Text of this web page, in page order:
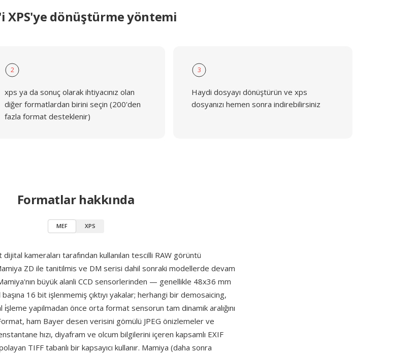
XPS'ye dönüştürme yöntemi
2
xps ya da sonuç olarak ihtiyacınız olan
diğer formatlardan birini seçin (200'den
fazla format desteklenir)
3
Haydi dosyayı dönüştürün ve xps
dosyanızı hemen sonra indirebilirsiniz
Formatlar hakkında
MEF XPS
kameraları tarafından kullanılan tescilli RAW görüntü
ZD ile tanitilmis ve DM serisi dahil sonraki modellerde devam
büyük alanli CCD sensorlerinden — genellikle 48x36 mm
16 bit işlenmemiş çıktıyı yakalar; herhangi bir demosaicing,
yapilmadan önce orta format sensorun tam dinamik aralığını
ham Bayer desen verisini gömülü JPEG önizlemeler ve
hızı, diyafram ve olcum bilgilerini içeren kapsamlı EXIF
TIFF tabanlı bir kapsayıcı kullanır. Mamiya (daha sonra